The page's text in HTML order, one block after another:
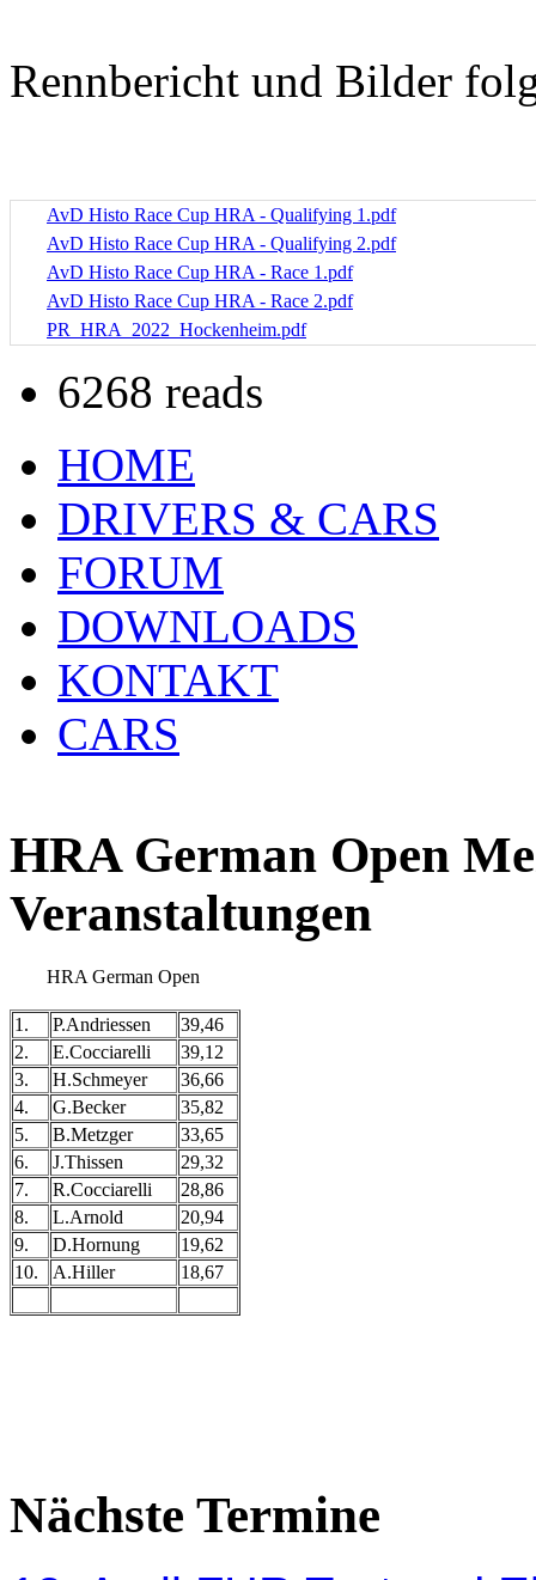
Rennbericht und Bilder
AvD Histo Race Cup HRA - Qualifying 1.pdf
AvD Histo Race Cup HRA - Qualifying 2.pdf
AvD Histo Race Cup HRA - Race 1.pdf
AvD Histo Race Cup HRA - Race 2.pdf
PR_HRA_2022_Hockenheim.pdf
6268 reads
HOME
DRIVERS & CARS
FORUM
DOWNLOADS
KONTAKT
CARS
HRA German Open
Veranstaltungen
HRA German Open
1. P.Andriessen
39,46
2.
E.Cocciarelli
39,12
3.
H.Schmeyer
36,66
4.
G.Becker
35,82
5.
B.Metzger
33,65
6.
J.Thissen
29,32
7.
R.Cocciarelli
28,86
8.
L.Arnold
20,94
9.
D.Hornung
19,62
10.
A.Hiller 18,67
Nächste Termine